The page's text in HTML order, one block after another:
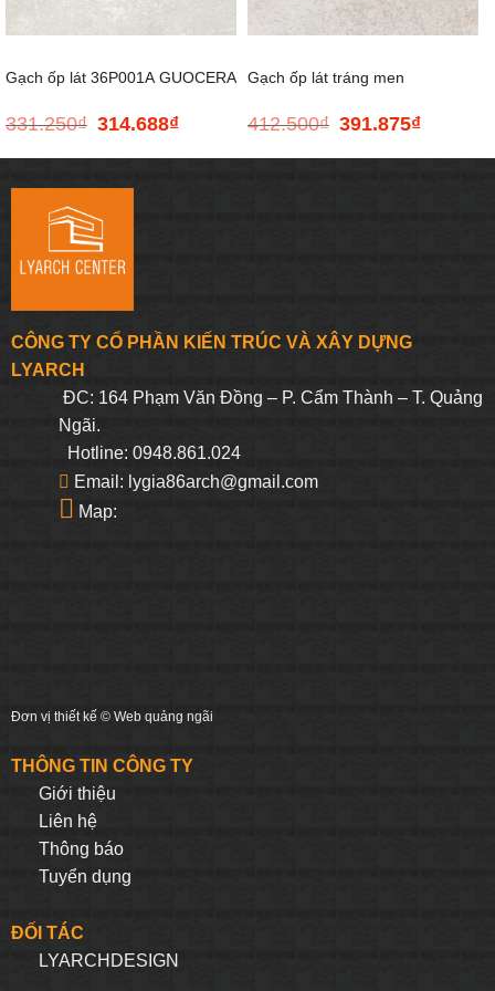
Gạch ốp lát 36P001A GUOCERA
331.250₫ Giá
331.250₫.
314.688₫Giá
Gạch ốp lát tráng men
412.500₫ Giá
391.875₫Giá
CÔNG TY CỔ PHẦN KIẾN TRÚC VÀ XÂY DỰNG
LYARCH
ĐC: 164 Phạm Văn Đồng – P. Cẩm Thành – T. Quảng
Ngãi.
Hotline: 0948.861.024
Email: lygia86arch@gmail.com
Map:
Đơn vị thiết kế © Web quảng ngãi
THÔNG TIN CÔNG TY
Giới thiệu
Liên hệ
Thông báo
Tuyển dụng
ĐỐI TÁC
LYARCHDESIGN